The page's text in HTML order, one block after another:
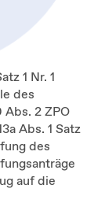
1 Nr. 1
des
2 ZPO
Abs. 1 Satz
des
auf die